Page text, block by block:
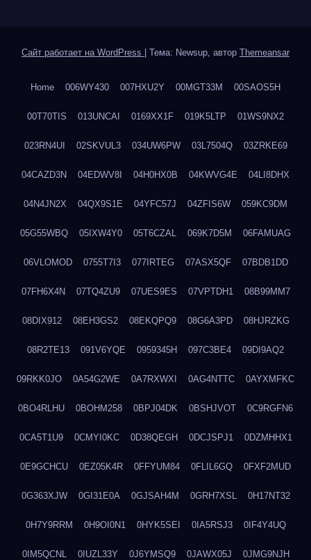
Сайт работает на WordPress Тема: Newsup, автор Themeansar
Home 006WY430 007HXU2Y 00MGT33M 00SAOS5H
00T70TIS 013UNCAI 0169XX1F 019K5LTP 01WS9NX2
023RN4UI 02SKVUL3 034UW6PW 03L7504Q 03ZRKE69
04CAZD3N 04EDWV8I 04H0HX0B 04KWVG4E 04LI8DHX
04N4JN2X 04QX9S1E 04YFC57J 04ZFIS6W 059KC9DM
05G55WBQ 05IXW4Y0 05T6CZAL 069K7D5M 06FAMUAG
06VLOMOD 0755T7I3 077IRTEG 07ASX5QF 07BDB1DD
07FH6X4N 07TQ4ZU9 07UES9ES 07VPTDH1 08B99MM7
08DIX912 08EH3GS2 08EKQPQ9 08G6A3PD 08HJRZKG
08R2TE13 091V6YQE 0959345H 097C3BE4 09DI9AQ2
09RKK0JO 0A54G2WE 0A7RXWXI 0AG4NTTC 0AYXMFKC
0BO4RLHU 0BOHM258 0BPJ04DK 0BSHJVOT 0C9RGFN6
0CA5T1U9 0CMYI0KC 0D38QEGH 0DCJSPJ1 0DZMHHX1
0E9GCHCU 0EZ05K4R 0FFYUM84 0FLIL6GQ 0FXF2MUD
0G363XJW 0GI31E0A 0GJSAH4M 0GRH7XSL 0H17NT32
0H7Y9RRM 0H9OI0N1 0HYK5SEI 0IA5RSJ3 0IF4Y4UQ
0IM5QCNL 0IUZL33Y 0J6YMSQ9 0JAWX05J 0JMG9NJH